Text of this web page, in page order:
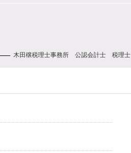
木田穣税理士事務所 公認会計士 税理士